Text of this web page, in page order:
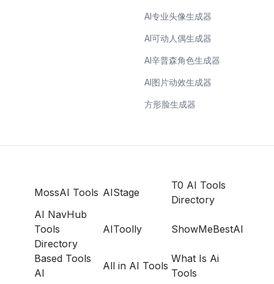
AI专业头像生成器
AI可动人偶生成器
AI辛普森角色生成器
AI图片动效生成器
方形脸生成器
MossAI Tools AIStage
T0 AI Tools
Directory
AI NavHub
Tools
Directory
AIToolly ShowMeBestAI
Based Tools
AI
All in AI Tools
What Is Ai
Tools